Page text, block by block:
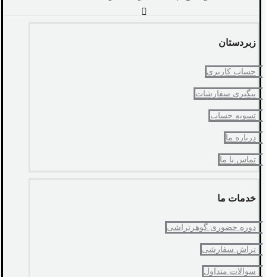
زبردستان
حساب کاربری
پیگیری سفارشات
تسویه حساب
درباره ما
تماس با ما
خدمات ما
دوره حضوری گوهرتراشی
تراش سفارشی
سوالات متداول